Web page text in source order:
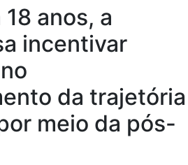
anos, a
incentivar
da trajetória
meio da pós-